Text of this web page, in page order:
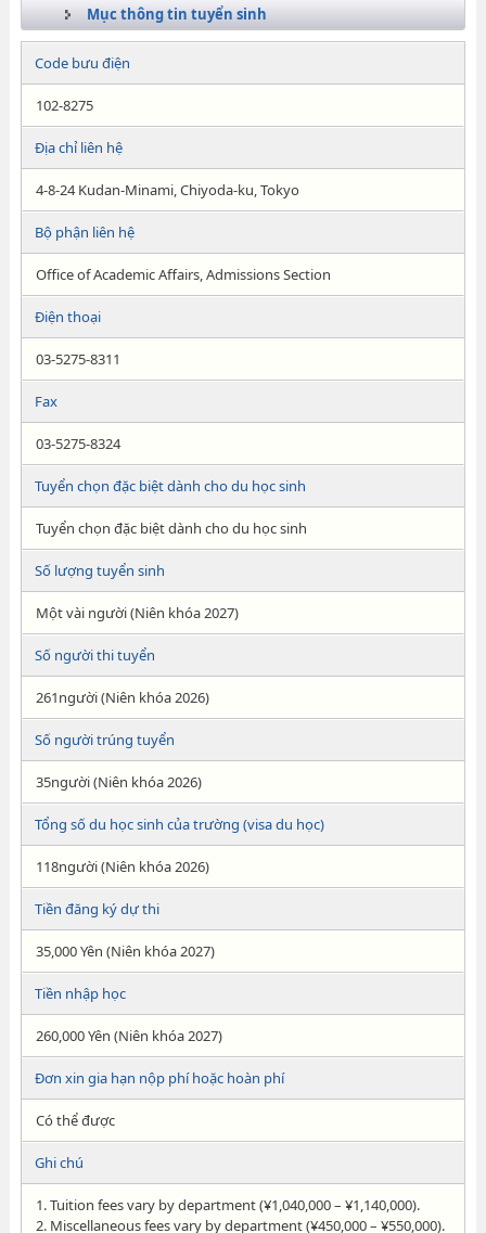
Mục thông tin tuyển sinh
Code bưu điện
102-8275
Địa chỉ liên hệ
4-8-24 Kudan-Minami, Chiyoda-ku, Tokyo
Bộ phận liên hệ
Office of Academic Affairs, Admissions Section
Điện thoại
03-5275-8311
Fax
03-5275-8324
Tuyển chọn đặc biệt dành cho du học sinh
Tuyển chọn đặc biệt dành cho du học sinh
Số lượng tuyển sinh
Một vài người (Niên khóa 2027)
Số người thi tuyển
261người (Niên khóa 2026)
Số người trúng tuyển
35người (Niên khóa 2026)
Tổng số du học sinh của trường (visa du học)
118người (Niên khóa 2026)
Tiền đăng ký dự thi
35,000 Yên (Niên khóa 2027)
Tiền nhập học
260,000 Yên (Niên khóa 2027)
Đơn xin gia hạn nộp phí hoặc hoàn phí
Có thể được
Ghi chú
1. Tuition fees vary by department (¥1,040,000 – ¥1,140,000).
2. Miscellaneous fees vary by department (¥450,000 – ¥550,000).